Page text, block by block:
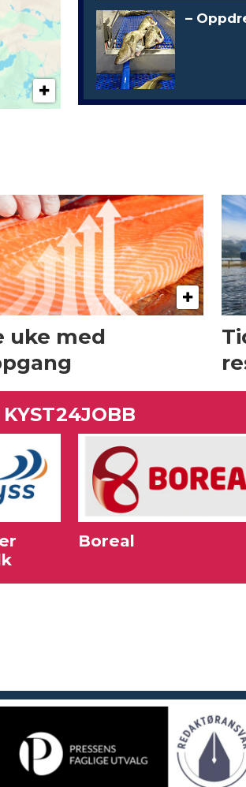
–
uke med
KYST24JOBB
Boreal